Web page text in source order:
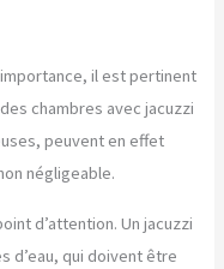
il est pertinent
chambres avec jacuzzi
peuvent en effet
négligeable.
d’attention. Un jacuzzi
d’eau, qui doivent être